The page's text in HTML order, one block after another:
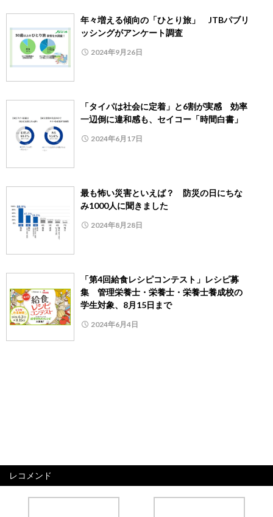
年々増える傾向の「ひとり旅」 JTBパブリ
ッシングがアンケート調査
2024年9月26日
「タイパは社会に定着」と6割が実感 効率
一辺倒に違和感も、セイコー「時間白書」
2024年6月17日
最も怖い災害といえば？ 防災の日にちな
み1000人に聞きました
2024年8月28日
「第4回給食レシピコンテスト」レシピ募
集 管理栄養士・栄養士・栄養士養成校の
学生対象、8月15日まで
2024年6月4日
レコメンド